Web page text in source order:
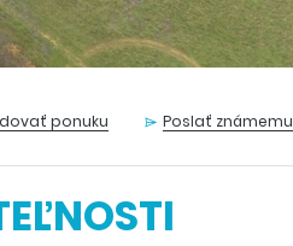
ponuku Poslať známemu